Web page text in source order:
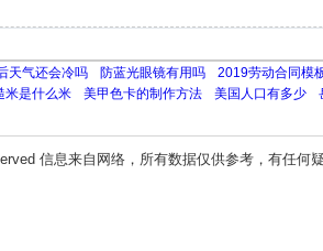
天气还会冷吗 防蓝光眼镜有用吗 2019劳动合同模
米是什么米 美甲色卡的制作方法 美国人口有多少
信息来自网络，所有数据仅供参考，有任何